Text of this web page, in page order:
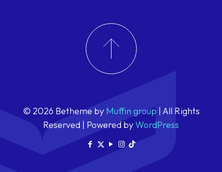
© 2026 Betheme by Muffin group | All Rights
Reserved | Powered byWordPress